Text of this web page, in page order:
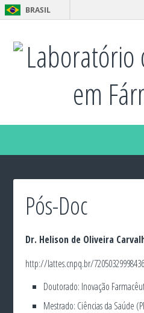
BRASIL
Laboratório
em
Pós-Doc
Dr. Helison de Oliveira
http://lattes.cnpq.br/
Doutorado: Inovação
Mestrado: Ciências da Saúde